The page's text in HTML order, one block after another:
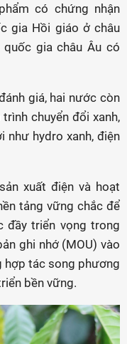
có chứng nhận
gia Hồi giáo ở châu
gia châu Âu có
giá, hai nước còn
chuyển đổi xanh,
hydro xanh, điện
xuất điện và hoạt
tảng vững chắc để
đầy triển vọng trong
ghi nhớ (MOU) vào
tác song phương
bền vững.